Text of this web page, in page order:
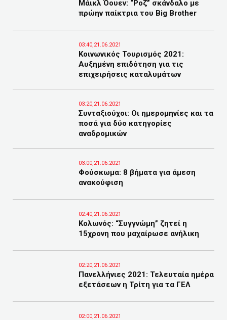
Μάικλ Όουεν: “Ροζ” σκάνδαλο με
πρώην παίκτρια του Big Brother
03:40,21.06.2021
Κοινωνικός Τουρισμός 2021:
Αυξημένη επιδότηση για τις
επιχειρήσεις καταλυμάτων
03:20,21.06.2021
Συνταξιούχοι: Οι ημερομηνίες και τα
ποσά για δύο κατηγορίες
αναδρομικών
03:00,21.06.2021
Φούσκωμα: 8 βήματα για άμεση
ανακούφιση
02:40,21.06.2021
Κολωνός: “Συγγνώμη” ζητεί η
15χρονη που μαχαίρωσε ανήλικη
02:20,21.06.2021
Πανελλήνιες 2021: Τελευταία ημέρα
εξετάσεων η Τρίτη για τα ΓΕΛ
02:00,21.06.2021